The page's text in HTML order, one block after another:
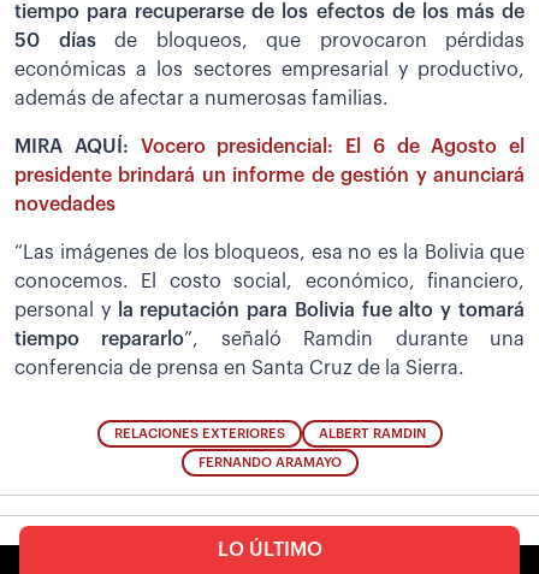
LO ÚLTIMO
tiempo para recuperarse de los efectos de los más de
50 días de bloqueos, que provocaron pérdidas
económicas a los sectores empresarial y productivo,
además de afectar a numerosas familias.
MIRA AQUÍ: Vocero presidencial: El 6 de Agosto el
presidente brindará un informe de gestión y anunciará
novedades
“Las imágenes de los bloqueos, esa no es la Bolivia que
conocemos. El costo social, económico, financiero,
personal yla reputación para Bolivia fue alto y tomará
tiempo repararlo”, señaló Ramdin durante una
conferencia de prensa en Santa Cruz de la Sierra.
RELACIONES EXTERIORES ALBERT RAMDIN
FERNANDO ARAMAYO